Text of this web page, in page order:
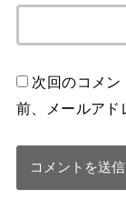
次回のコメン
前、メールアド